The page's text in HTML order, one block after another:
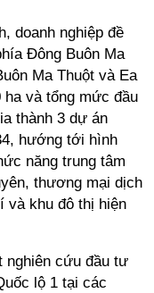
doanh nghiệp đề
Đông Buôn Ma
Ma Thuột và Ea
ha và tổng mức đầu
thành 3 dự án
hướng tới hình
năng trung tâm
thương mại dịch
và khu đô thị hiện
nghiên cứu đầu tư
lộ 1 tại các